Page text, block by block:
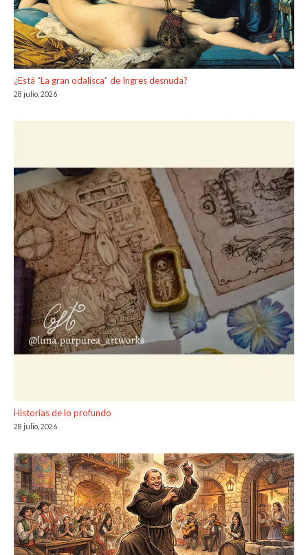
¿Está “La gran odalisca” de Ingres desnuda?
28 julio, 2026
Historias de lo profundo
28 julio, 2026